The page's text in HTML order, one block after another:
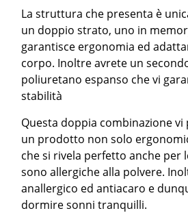
La struttura che presenta è
un doppio strato, uno in
garantisce ergonomia ed
corpo. Inoltre avrete un
poliuretano espanso che vi
stabilità
Questa doppia combinazione
un prodotto non solo
che si rivela perfetto anche per
sono allergiche alla polvere.
anallergico ed antiacaro e
dormire sonni tranquilli.